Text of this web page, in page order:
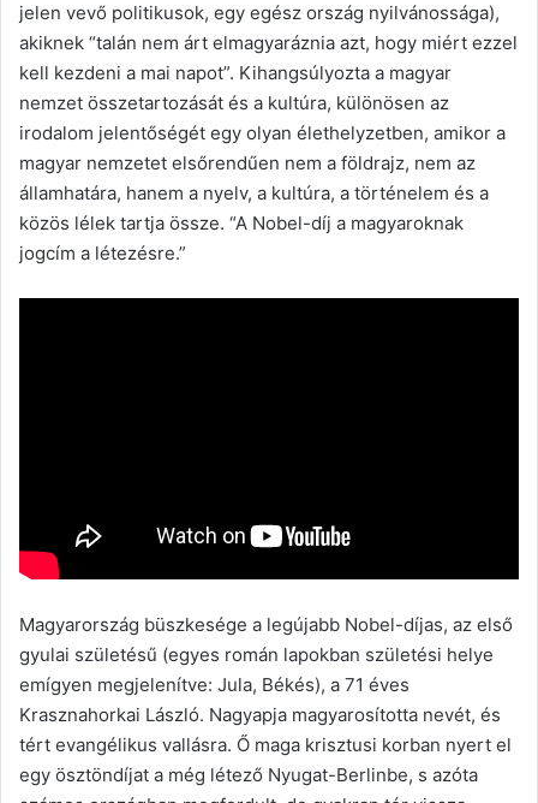
jelen vevő politikusok, egy egész ország nyilvánossága),
akiknek “talán nem árt elmagyaráznia azt, hogy miért ezzel
kell kezdeni a mai napot”. Kihangsúlyozta a magyar
nemzet összetartozását és a kultúra, különösen az
irodalom jelentőségét egy olyan élethelyzetben, amikor a
magyar nemzetet elsőrendűen nem a földrajz, nem az
államhatára, hanem a nyelv, a kultúra, a történelem és a
közös lélek tartja össze. “A Nobel-díj a magyaroknak
jogcím a létezésre.”
Magyarország büszkesége a legújabb Nobel-díjas, az első
gyulai születésű (egyes román lapokban születési helye
emígyen megjelenítve: Jula, Békés), a 71 éves
Krasznahorkai László. Nagyapja magyarosította nevét, és
tért evangélikus vallásra. Ő maga krisztusi korban nyert el
egy ösztöndíjat a még létező Nyugat-Berlinbe, s azóta